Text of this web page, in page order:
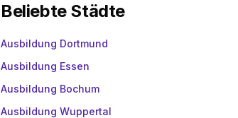
Beliebte Städte
Ausbildung Dortmund
Ausbildung Essen
Ausbildung Bochum
Ausbildung Wuppertal